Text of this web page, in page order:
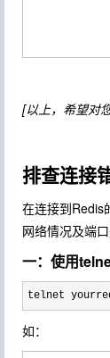
[以上，希望对
排查连接
在连接到Redis
网络情况及端
一：使用
telnet
如：